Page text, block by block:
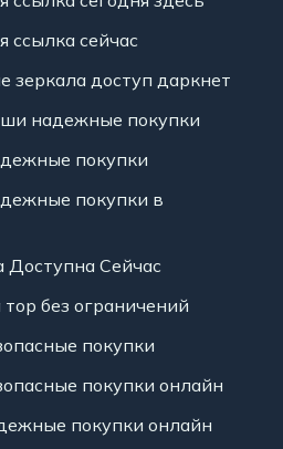
ссылка сейчас
зеркала доступ даркнет
надежные покупки
покупки
покупки в
Доступна Сейчас
без ограничений
покупки
покупки онлайн
покупки онлайн